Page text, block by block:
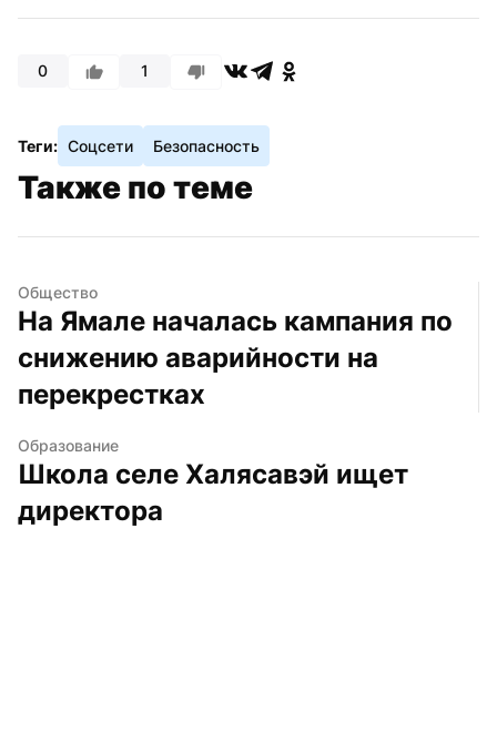
0 1
Теги: Соцсети Безопасность
Также по теме
Общество
На Ямале началась кампания по
снижению аварийности на
перекрестках
Образование
Школа селе Халясавэй ищет
директора